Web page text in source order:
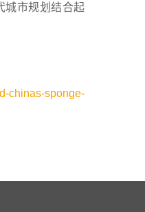
城市规划结合起
chinas-sponge-